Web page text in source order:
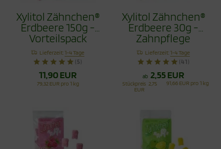
Xylitol Zähnchen®
Erdbeere 150g -
Vorteilspack
Lieferzeit:1-4 Tage
(5)
11,90 EUR
79,32 EUR pro 1 kg
Xylitol Zähnchen®
Erdbeere 30g -
Zahnpflege
Bonbons
Lieferzeit:1-4 Tage
(41)
ab 2,55 EUR
Stückpreis 2,75
EUR
91,66 EUR pro 1 kg